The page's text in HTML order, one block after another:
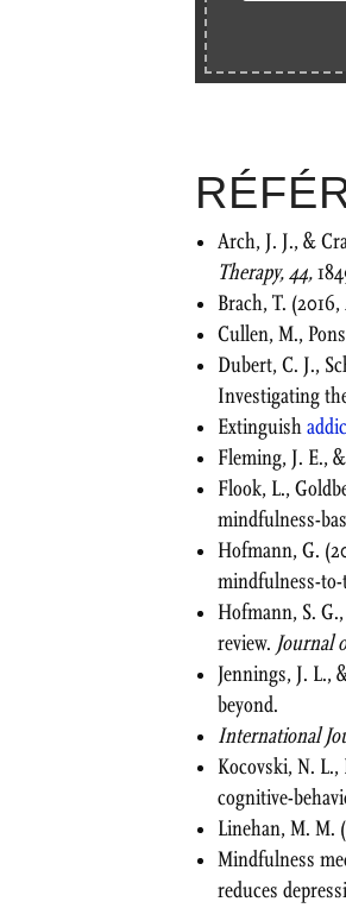
Arch, J. J., &
Therapy, 44,
Brach, T.
Cullen, M.,
Dubert, C. J.,
Investigating
Extinguish
Fleming, J. E.,
Flook, L.,
mindfulness-
Hofmann, G.
mindfulness-
Hofmann, S.
review. Journal
Jennings, J. L.,
beyond.
International
Kocovski, N. L.,
cognitive-
Linehan, M. M.
Mindfulness
reduces